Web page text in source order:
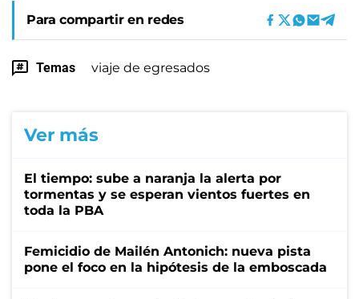
Para compartir en redes
Temas viaje de egresados
Ver más
El tiempo: sube a naranja la alerta por
tormentas y se esperan vientos fuertes en
toda la PBA
Femicidio de Mailén Antonich: nueva pista
pone el foco en la hipótesis de la emboscada